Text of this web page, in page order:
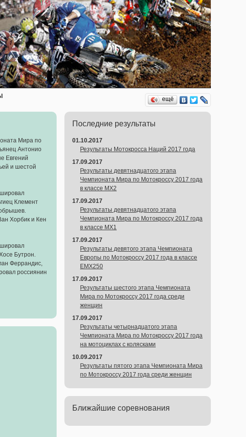
ещё
Мира по
Антонио
Евгений
и шестой
Клемент
Хорбик и Кен
Бутрон.
Феррандис,
россиянин
Последние результаты
01.10.2017
Результаты Мотокросса Наций 2017 года
17.09.2017
Результаты девятнадцатого этапа
Чемпионата Мира по Мотокроссу 2017 года
в классе MX2
17.09.2017
Результаты девятнадцатого этапа
Чемпионата Мира по Мотокроссу 2017 года
в классе MX1
17.09.2017
Результаты девятого этапа Чемпионата
Европы по Мотокроссу 2017 года в классе
EMX250
17.09.2017
Результаты шестого этапа Чемпионата
Мира по Мотокроссу 2017 года среди
женщин
17.09.2017
Результаты четырнадцатого этапа
Чемпионата Мира по Мотокроссу 2017 года
на мотоциклах с колясками
10.09.2017
Результаты пятого этапа Чемпионата Мира
по Мотокроссу 2017 года среди женщин
Ближайшие соревнования